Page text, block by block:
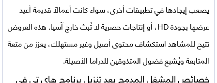
يصعب إيجادها في تطبيقات أخرى، سواء كانت أعمالًا قديمة أعيد
عرضها بجودة HD، أو إنتاجات حصرية لا تُبث خارج آسيا. هذه العروض
تتيح للمشاهد استكشاف محتوى أصيل وغير مستهلك، يعزز من متعة
المتابعة ويُشبع فضول المتذوقين للدراما الأصيلة.
خصائص المشغل المدمج بعد تنزيل برنامج هاي تي في